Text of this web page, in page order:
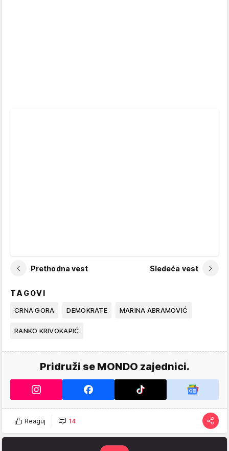
Prethodna vest Sledeća vest
TAGOVI
CRNA GORA DEMOKRATE MARINA ABRAMOVIĆ
RANKO KRIVOKAPIĆ
Pridruži se MONDO zajednici.
Reaguj 14